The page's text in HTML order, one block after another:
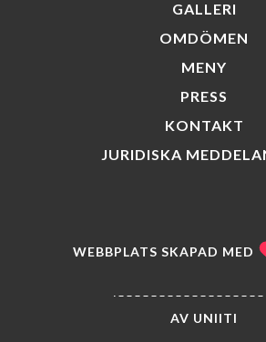
GALLERI
OMDÖMEN
MENY
PRESS
KONTAKT
JURIDISKA
WEBBPLATS SKAPAD MED
AV UNIITI